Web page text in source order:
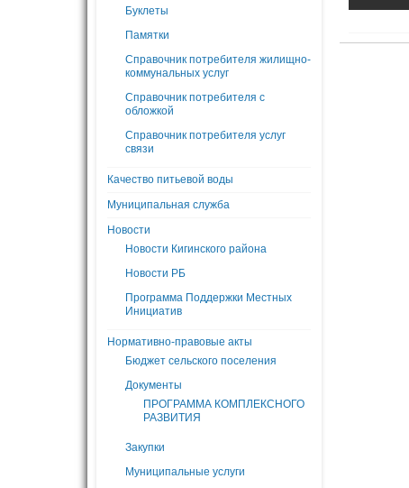
Буклеты
Памятки
Справочник потребителя жилищно-
коммунальных услуг
Справочник потребителя с
обложкой
Справочник потребителя услуг
связи
Качество питьевой воды
Муниципальная служба
Новости
Новости Кигинского района
Новости РБ
Программа Поддержки Местных
Инициатив
Нормативно-правовые акты
Бюджет сельского поселения
Документы
ПРОГРАММА КОМПЛЕКСНОГО
РАЗВИТИЯ
Закупки
Муниципальные услуги